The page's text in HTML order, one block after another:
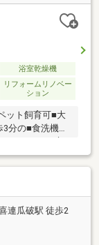
浴室乾燥機
リフォームリノベー
ション
ット飼育可■大
分の■食洗機や
連瓜破駅 徒歩2